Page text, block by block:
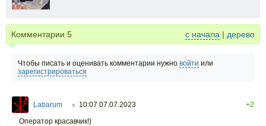
Комментарии 5 с начала | дерево
Чтобы писать и оценивать комментарии нужно войти или
зарегистрироваться
Labarum ○ 10:07 07.07.2023
+2
Оператор красавчик!)